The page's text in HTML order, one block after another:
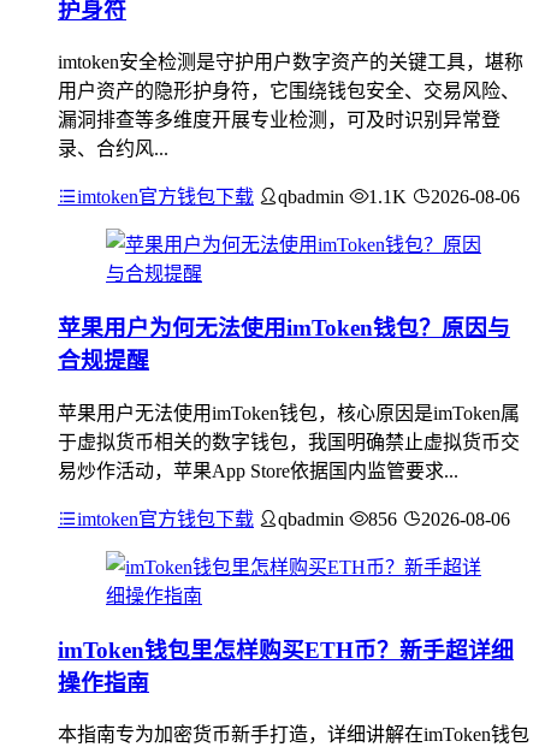
护身符
imtoken安全检测是守护用户数字资产的关键工具，堪称
用户资产的隐形护身符，它围绕钱包安全、交易风险、
漏洞排查等多维度开展专业检测，可及时识别异常登
录、合约风...
imtoken官方钱包下载 qbadmin 1.1K 2026-08-06
苹果用户为何无法使用imToken钱包？原因与
合规提醒
苹果用户无法使用imToken钱包，核心原因是imToken属
于虚拟货币相关的数字钱包，我国明确禁止虚拟货币交
易炒作活动，苹果App Store依据国内监管要求...
imtoken官方钱包下载 qbadmin 856 2026-08-06
imToken钱包里怎样购买ETH币？新手超详细
操作指南
本指南专为加密货币新手打造，详细讲解在imToken钱包